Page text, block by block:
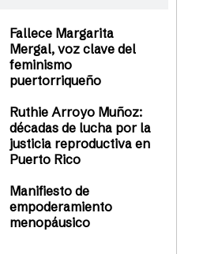
Fallece Margarita
Mergal, voz clave del
feminismo
puertorriqueño
Ruthie Arroyo Muñoz:
décadas de lucha por la
justicia reproductiva en
Puerto Rico
Manifiesto de
empoderamiento
menopáusico